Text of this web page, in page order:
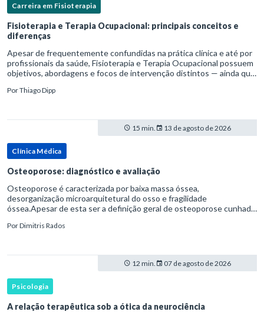
Carreira em Fisioterapia
Fisioterapia e Terapia Ocupacional: principais conceitos e
diferenças
Apesar de frequentemente confundidas na prática clínica e até por
profissionais da saúde, Fisioterapia e Terapia Ocupacional possuem
objetivos, abordagens e focos de intervenção distintos — ainda que
PorThiago Dipp
15 min. 13 de agosto de 2026
Clínica Médica
Osteoporose: diagnóstico e avaliação
Osteoporose é caracterizada por baixa massa óssea,
desorganização microarquitetural do osso e fragilidade
óssea.Apesar de esta ser a definição geral de osteoporose cunhada
patofisiológico, e não c
PorDimitris Rados
12 min. 07 de agosto de 2026
Psicologia
A relação terapêutica sob a ótica da neurociência